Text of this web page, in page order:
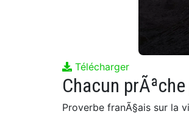
Télécharger
Chacun
Proverbe franÃ§ais sur la